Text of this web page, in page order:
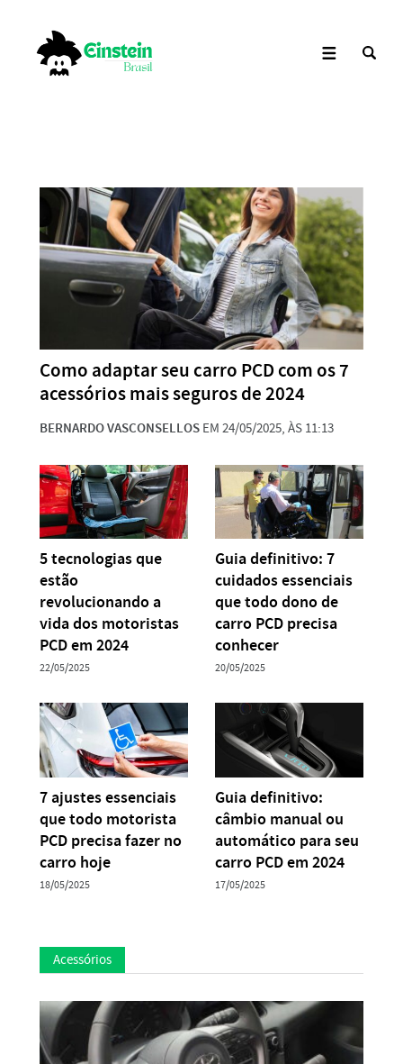
Como adaptar seu carro PCD com os 7
acessórios mais seguros de 2024
BERNARDO VASCONSELLOS EM 24/05/2025, ÀS 11:13
5 tecnologias que
estão
revolucionando a
vida dos motoristas
PCD em 2024
22/05/2025
Guia definitivo: 7
cuidados essenciais
que todo dono de
carro PCD precisa
conhecer
20/05/2025
7 ajustes essenciais
que todo motorista
PCD precisa fazer no
carro hoje
18/05/2025
Guia definitivo:
câmbio manual ou
automático para seu
carro PCD em 2024
17/05/2025
Acessórios